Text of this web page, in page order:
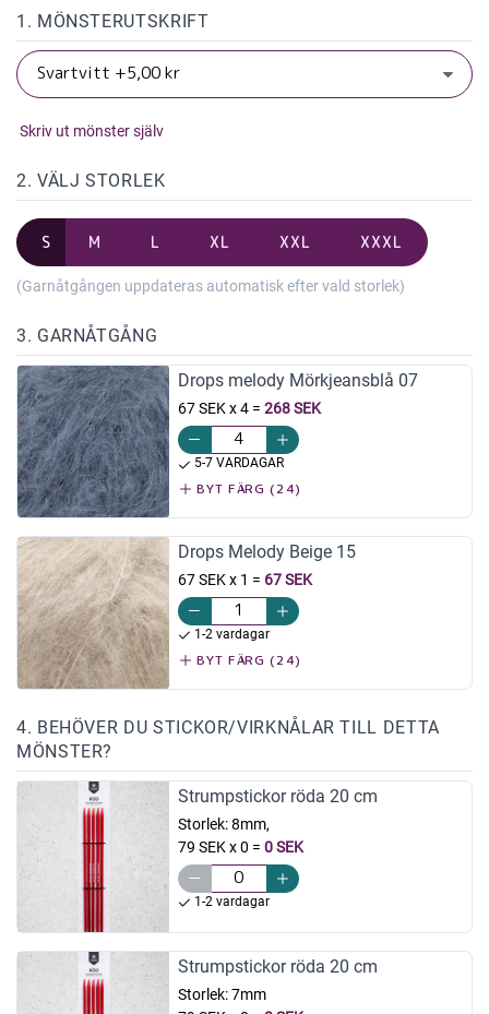
1. MÖNSTERUTSKRIFT
Skriv ut mönster själv
2. VÄLJ STORLEK
S M L XL XXL XXXL
(Garnåtgången uppdateras automatisk efter vald storlek)
3. GARNÅTGÅNG
Drops melody Mörkjeansblå 07
67 SEK x 4= 268 SEK
5-7 VARDAGAR
BYT FÄRG (24)
Drops Melody Beige 15
67 SEK x 1 = 67 SEK
1-2 vardagar
BYT FÄRG (24)
4. BEHÖVER DU STICKOR/VIRKNÅLAR TILL DETTA
MÖNSTER?
Strumpstickor röda 20 cm
Storlek:8mm,
79 SEK x 0 = 0 SEK
1-2 vardagar
Strumpstickor röda 20 cm
Storlek:7mm